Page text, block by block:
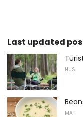
Last updated
HUS
MAT